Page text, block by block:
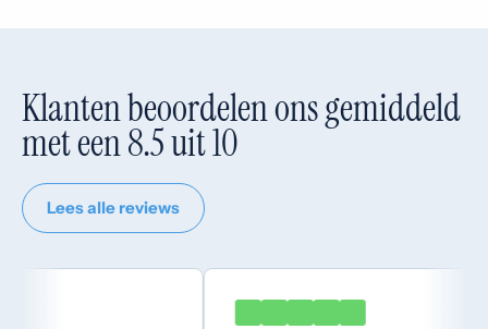
Klanten beoordelen ons gemiddeld
met een 8.5 uit 10
Lees alle reviews